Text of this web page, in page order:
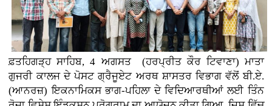
ਫ਼ਤਹਿਗੜ੍ਹ ਸਾਹਿਬ, 4 ਅਗਸਤ (ਹਰਪ੍ਰੀਤ ਕੌਰ ਟਿਵਾਣਾ)ਮਾਤਾ
ਗੁਜਰੀ ਕਾਲਜ ਦੇ ਪੋਸਟ ਗ੍ਰੈਜੂਏਟ ਅਰਥ ਸ਼ਾਸਤਰ ਵਿਭਾਗ ਵੱਲੋਂ ਬੀ.ਏ.
(ਆਨਰਜ਼) ਇਕਨਾਮਿਕਸ ਭਾਗ-ਪਹਿਲਾ ਦੇ ਵਿਦਿਆਰਥੀਆਂ ਲਈ ਤਿੰਨ